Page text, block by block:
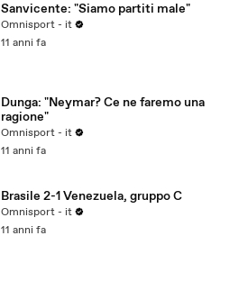
Sanvicente: "Siamo partiti male"
Omnisport - it
11 anni fa
Dunga: "Neymar? Ce ne faremo una
ragione"
Omnisport - it
11 anni fa
Brasile 2-1 Venezuela, gruppo C
Omnisport - it
11 anni fa